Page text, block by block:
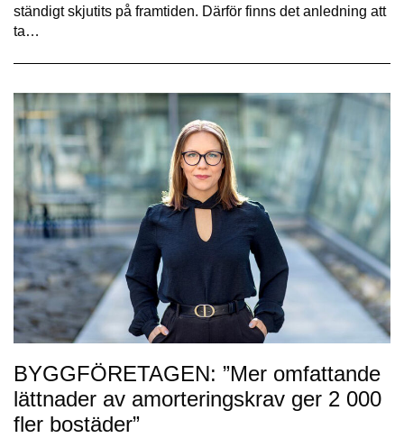
ständigt skjutits på framtiden. Därför finns det anledning att
ta…
BYGGFÖRETAGEN: ”Mer omfattande
lättnader av amorteringskrav ger 2 000
fler bostäder”